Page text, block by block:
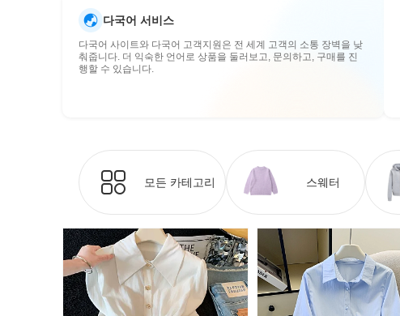
다국어 서비스
다국어 사이트와 다국어 고객지원은 전 세계 고객의 소통 장벽을 낮
춰줍니다. 더 익숙한 언어로 상품을 둘러보고, 문의하고, 구매를 진
행할 수 있습니다.
모든 카테고리 스웨터